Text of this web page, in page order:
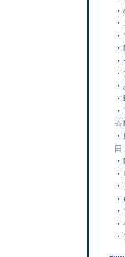
・
・
・
・
・
・
・
・
・
・
・
・
・
・
・
・
・